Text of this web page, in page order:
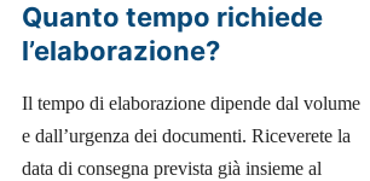
Quanto tempo richiede
l’elaborazione?
Il tempo di elaborazione dipende dal volume
e dall’urgenza dei documenti. Riceverete la
data di consegna prevista già insieme al